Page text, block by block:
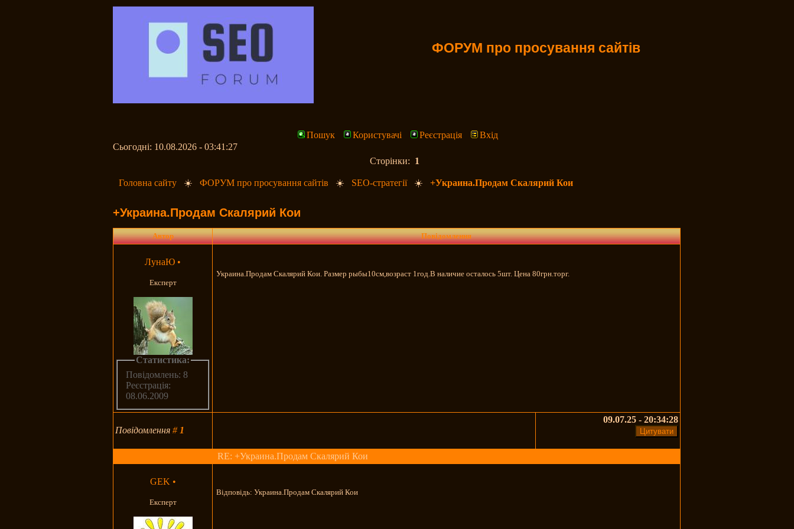
ФОРУМ про просування сайтів
Пошук Користувачі Реєстрація
Вхід
Сьогодні: 10.08.2026 - 03:41:27
Сторінки: 1
Головна сайту ☀️ФОРУМ про просування сайтів ☀️ SEO-стратегії ☀️+Украина.Продам Скалярий Кои
+Украина.Продам Скалярий Кои
Автор Повідомлення
ЛунаЮ •
Експерт
Статистика:
Повідомлень: 8
Реєстрація:
08.06.2009
Украина.Продам Скалярий Кои. Размер рыбы10см,возраст 1год.В наличие осталось 5шт. Цена 80грн.торг.
Повідомлення# 1
09.07.25 - 20:34:28
RE: +Украина.Продам Скалярий Кои
GEK •
Експерт
Відповідь: Украина.Продам Скалярий Кои